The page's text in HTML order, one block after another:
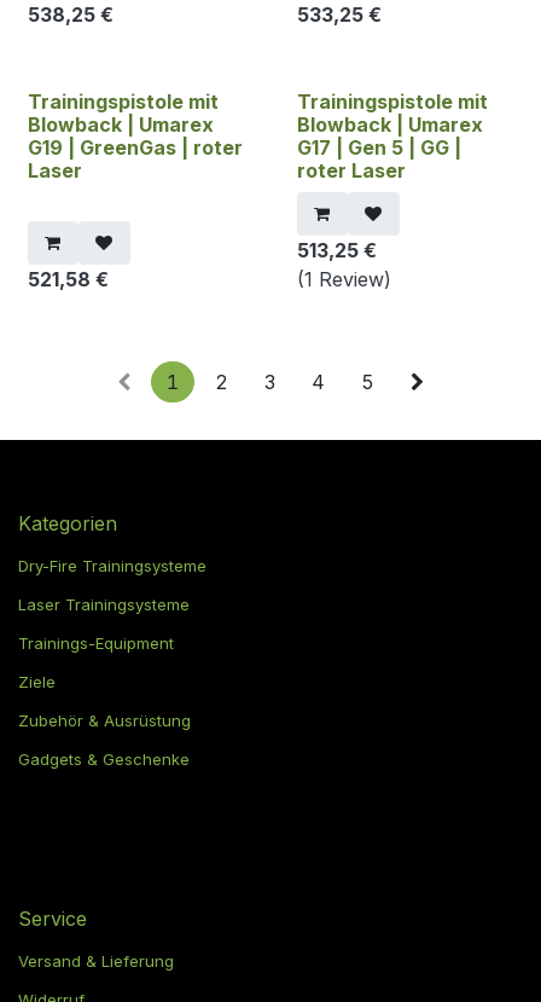
538,25 € 533,25€
Trainingspistole mit
Blowback | Umarex
G19 | GreenGas | roter
Laser
521,58 €
Trainingspistole mit
Blowback | Umarex
G17 | Gen 5 | GG |
roter Laser
513,25€
(1 Review)
1 2 3 4 5
Kategorien
Dry-Fire Trainingsysteme
Laser Trainingsysteme
Trainings-Equipment
Ziele
Zubehör & Ausrüstung
Gadgets & Geschenke
Service
Versand & Lieferung